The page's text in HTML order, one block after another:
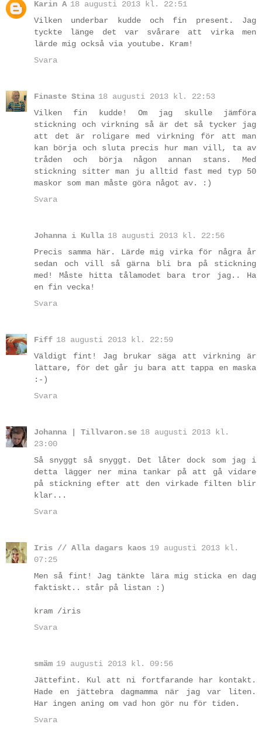
Karin A 18 augusti 2013 kl. 22:51
Vilken underbar kudde och fin present. Jag
tyckte länge det var svårare att virka men
lärde mig också via youtube. Kram!
Svara
Finaste Stina 18 augusti 2013 kl. 22:53
Vilken fin kudde! Om jag skulle jämföra
stickning och virkning så är det så tycker jag
att det är roligare med virkning för att man
kan börja och sluta precis hur man vill, ta av
tråden och börja någon annan stans. Med
stickning sitter man ju alltid fast med typ 50
maskor som man måste göra något av. :)
Svara
Johanna i Kulla 18 augusti 2013 kl. 22:56
Precis samma här. Lärde mig virka för några år
sedan och vill så gärna bli bra på stickning
med! Måste hitta tålamodet bara tror jag.. Ha
en fin vecka!
Svara
Fiff 18 augusti 2013 kl. 22:59
Väldigt fint! Jag brukar säga att virkning är
lättare, för det går ju bara att tappa en maska
:-)
Svara
Johanna | Tillvaron.se 18 augusti 2013 kl.
23:00
Så snyggt så snyggt. Det låter dock som jag i
detta lägger ner mina tankar på att gå vidare
på stickning efter att den virkade filten blir
klar...
Svara
Iris // Alla dagars kaos 19 augusti 2013 kl.
07:25
Men så fint! Jag tänkte lära mig sticka en dag
faktiskt.. står på listan :)
kram /iris
Svara
smäm 19 augusti 2013 kl. 09:56
Jättefint. Kul att ni fortfarande har kontakt.
Hade en jättebra dagmamma när jag var liten.
Har ingen aning om vad hon gör nu för tiden.
Svara